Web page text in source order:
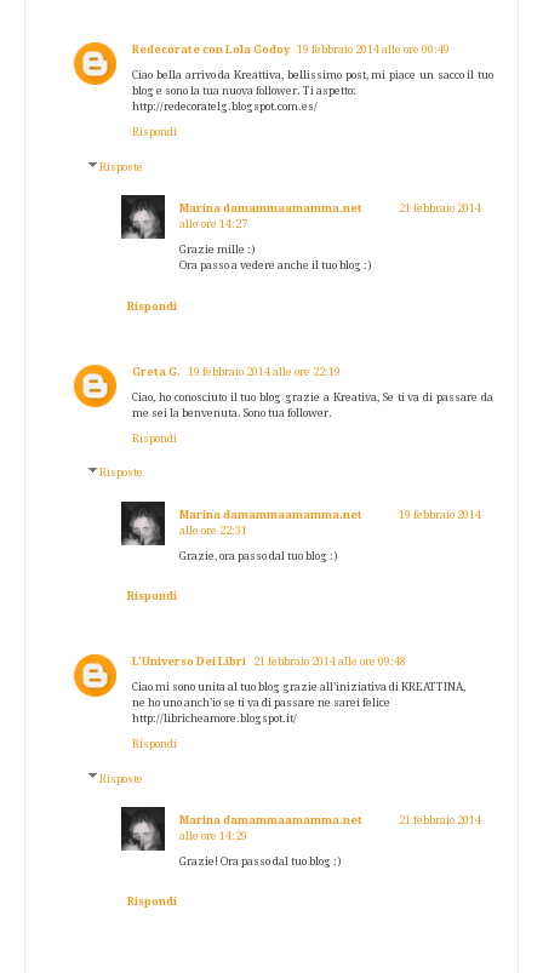
Redecórate con Lola Godoy 19 febbraio 2014 alle ore 00:49
Ciao bella arrivo da Kreattiva, bellissimo post, mi piace un sacco il tuo
blog e sono la tua nuova follower. Ti aspetto:
http://redecoratelg.blogspot.com.es/
Rispondi
Risposte
Marina damammaamamma.net
21 febbraio 2014
alle ore 14:27
Grazie mille :)
Ora passo a vedere anche il tuo blog :)
Rispondi
Greta G. 19 febbraio 2014 alle ore 22:19
Ciao, ho conosciuto il tuo blog grazie a Kreativa, Se ti va di passare da
me sei la benvenuta. Sono tua follower.
Rispondi
Risposte
Marina damammaamamma.net
19 febbraio 2014
alle ore 22:31
Grazie, ora passo dal tuo blog :)
Rispondi
L’Universo Dei Libri 21 febbraio 2014 alle ore 09:48
Ciao mi sono unita al tuo blog grazie all’iniziativa di KREATTINA,
ne ho uno anch’io se ti va di passare ne sarei felice
http://libricheamore.blogspot.it/
Rispondi
Risposte
Marina damammaamamma.net
21 febbraio 2014
alle ore 14:29
Grazie! Ora passo dal tuo blog :)
Rispondi